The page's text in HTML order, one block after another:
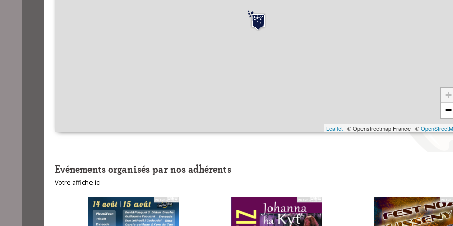
+
−
Leaflet| © Openstreetmap France | ©
Evénements organisés par nos adhérents
Votre affiche ici